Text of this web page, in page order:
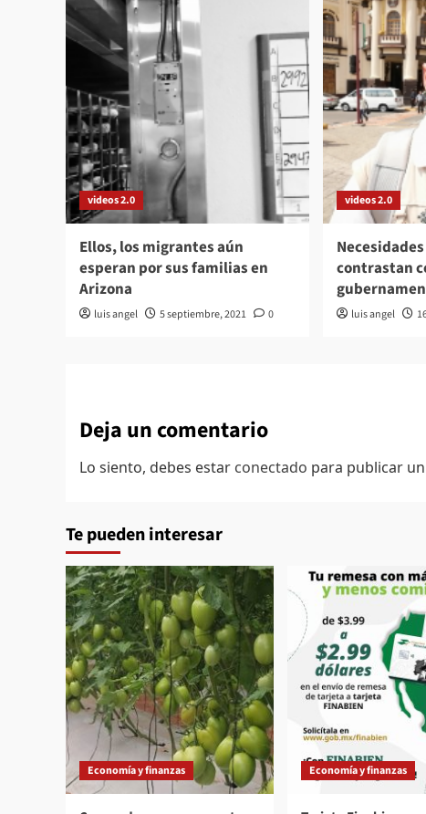
videos 2.0
Ellos, los migrantes aún
esperan por sus familias en
Arizona
luis angel 5 septiembre, 2021 0
videos 2.0
contrastan
luis angel
Deja un comentario
Lo siento, debes estar conectado para publicar
Te pueden interesar
Economía y finanzas Economía y finanzas